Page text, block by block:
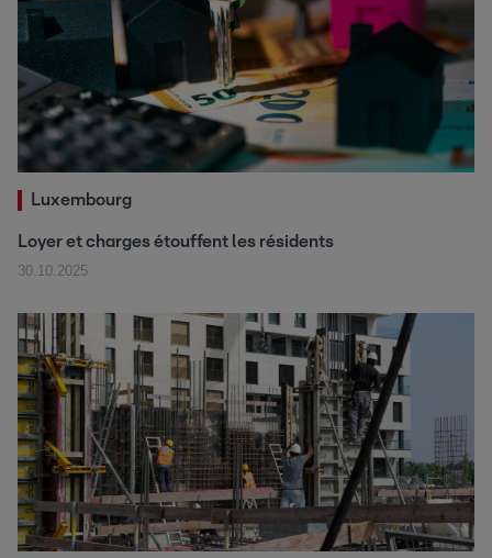
Luxembourg
Loyer et charges étouffent les résidents
30.10.2025